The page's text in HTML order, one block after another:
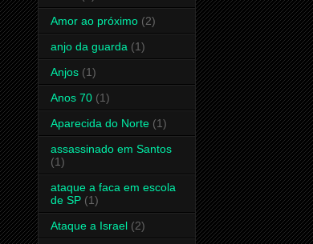
Amor ao próximo (2)
anjo da guarda (1)
Anjos (1)
Anos 70 (1)
Aparecida do Norte (1)
assassinado em Santos
(1)
ataque a faca em escola
de SP (1)
Ataque a Israel (2)